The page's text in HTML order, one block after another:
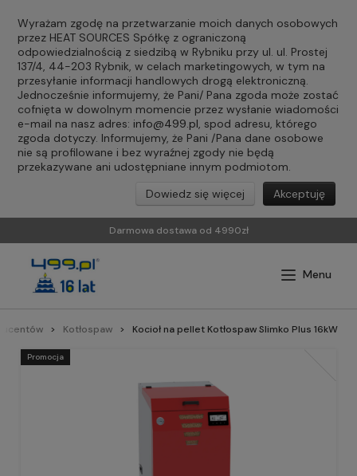
Wyrażam zgodę na przetwarzanie moich danych osobowych
przez HEAT SOURCES Spółkę z ograniczoną
odpowiedzialnością z siedzibą w Rybniku przy ul. ul. Prostej
137/4, 44-203 Rybnik, w celach marketingowych, w tym na
przesyłanie informacji handlowych drogą elektroniczną.
Jednocześnie informujemy, że Pani/ Pana zgoda może zostać
cofnięta w dowolnym momencie przez wysłanie wiadomości
e-mail na nasz adres: info@499.pl, spod adresu, którego
zgoda dotyczy. Informujemy, że Pani /Pana dane osobowe
nie są profilowane i bez wyraźnej zgody nie będą
przekazywane ani udostępniane innym podmiotom.
Akceptuję
Dowiedz się więcej
Darmowa dostawa od 4990zł
Kotłospaw Kocioł na pellet Kotłospaw Slimko Plus 16kW
Promocja